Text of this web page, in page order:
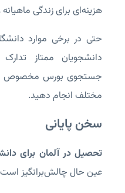
هزینه‌ای برای زندگی
حتی در برخی موارد
دانشجویان ممتاز
جستجوی بورس مخصوص
مختلف انجام دهید.
سخن پایانی
تحصیل در آلمان برای
عین حال چالش‌برانگیز